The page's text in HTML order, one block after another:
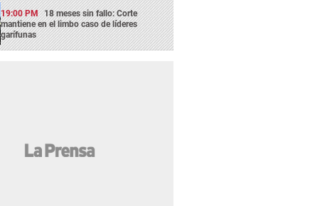
19:00 PM 18 meses sin fallo: Corte
mantiene en el limbo caso de líderes
garífunas